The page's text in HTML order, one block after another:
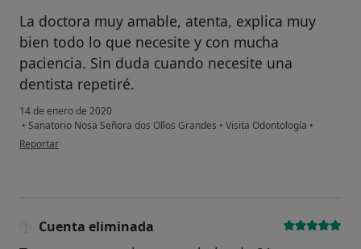
La doctora muy amable, atenta, explica muy
bien todo lo que necesite y con mucha
paciencia. Sin duda cuando necesite una
dentista repetiré.
14 de enero de 2020
• Sanatorio Nosa Señora dos Ollos Grandes • Visita Odontología •
en opinión del usuario Renata
Reportar
Cuenta eliminada